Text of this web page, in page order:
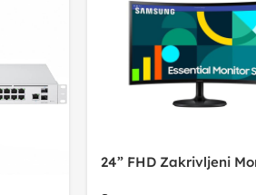
24” FHD Zakrivljeni